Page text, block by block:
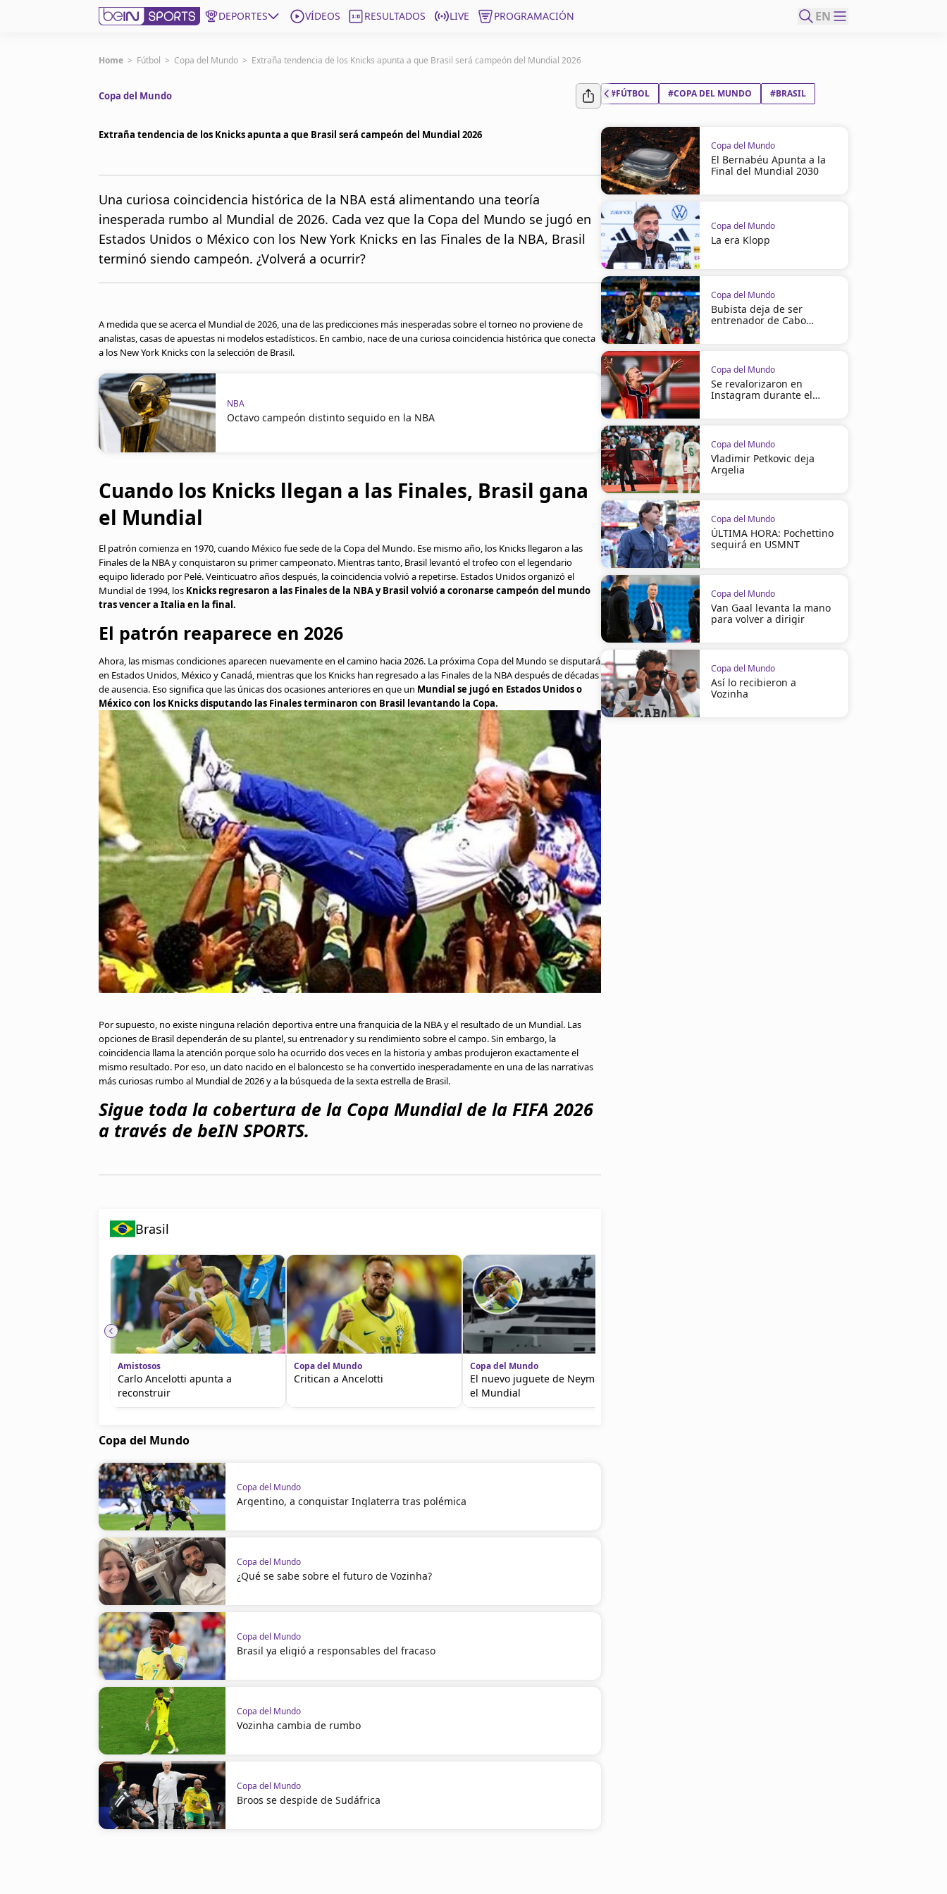
DEPORTES VÍDEOS RESULTADOS LIVE PROGRAMACIÓN EN
Get Bein
United States
Administrar notificaciones
Programación
Contáctanos
Home > Fútbol > Copa del Mundo > Extraña tendencia de los Knicks apunta a que Brasil será campeón del Mundial 2026
Copa del Mundo
Extraña tendencia de los Knicks apunta a que Brasil será campeón del Mundial 2026
Una curiosa coincidencia histórica de la NBA está alimentando una teoría
inesperada rumbo al Mundial de 2026. Cada vez que la Copa del Mundo se jugó en
Estados Unidos o México con los New York Knicks en las Finales de la NBA, Brasil
terminó siendo campeón. ¿Volverá a ocurrir?
A medida que se acerca el Mundial de 2026, una de las predicciones más inesperadas sobre el torneo no proviene de
analistas, casas de apuestas ni modelos estadísticos. En cambio, nace de una curiosa coincidencia histórica que conecta
a los New York Knicks con la selección de Brasil.
NBA
Octavo campeón distinto seguido en la NBA
Cuando los Knicks llegan a las Finales, Brasil gana
el Mundial
El patrón comienza en 1970, cuando México fue sede de la Copa del Mundo. Ese mismo año, los Knicks llegaron a las
Finales de la NBA y conquistaron su primer campeonato. Mientras tanto, Brasil levantó el trofeo con el legendario
equipo liderado por Pelé. Veinticuatro años después, la coincidencia volvió a repetirse. Estados Unidos organizó el
Mundial de 1994, los Knicks regresaron a las Finales de la NBA y Brasil volvió a coronarse campeón del mundo
tras vencer a Italia en la final.
El patrón reaparece en 2026
Ahora, las mismas condiciones aparecen nuevamente en el camino hacia 2026. La próxima Copa del Mundo se disputará
en Estados Unidos, México y Canadá, mientras que los Knicks han regresado a las Finales de la NBA después de décadas
de ausencia. Eso significa que las únicas dos ocasiones anteriores en que un Mundial se jugó en Estados Unidos o
México con los Knicks disputando las Finales terminaron con Brasil levantando la Copa.
Por supuesto, no existe ninguna relación deportiva entre una franquicia de la NBA y el resultado de un Mundial. Las
opciones de Brasil dependerán de su plantel, su entrenador y su rendimiento sobre el campo. Sin embargo, la
coincidencia llama la atención porque solo ha ocurrido dos veces en la historia y ambas produjeron exactamente el
mismo resultado. Por eso, un dato nacido en el baloncesto se ha convertido inesperadamente en una de las narrativas
más curiosas rumbo al Mundial de 2026 y a la búsqueda de la sexta estrella de Brasil.
Sigue toda la cobertura de la Copa Mundial de la FIFA 2026
a través de beIN SPORTS.
Brasil
Amistosos
Carlo Ancelotti apunta a
reconstruir
Copa del Mundo
Critican a Ancelotti
Copa del Mundo
El nuevo juguete de Neymar tras
el Mundial
Copa del Mundo
Copa del Mundo
Argentino, a conquistar Inglaterra tras polémica
Copa del Mundo
¿Qué se sabe sobre el futuro de Vozinha?
Copa del Mundo
Brasil ya eligió a responsables del fracaso
Copa del Mundo
Vozinha cambia de rumbo
Copa del Mundo
Broos se despide de Sudáfrica
#FÚTBOL #COPA DEL MUNDO #BRASIL
Copa del Mundo
El Bernabéu Apunta a la
Final del Mundial 2030
Copa del Mundo
La era Klopp
Copa del Mundo
Bubista deja de ser
entrenador de Cabo
Copa del Mundo
Se revalorizaron en
Instagram durante el
Copa del Mundo
Vladimir Petkovic deja
Argelia
Copa del Mundo
ÚLTIMA HORA: Pochettino
seguirá en USMNT
Copa del Mundo
Van Gaal levanta la mano
para volver a dirigir
Copa del Mundo
Así lo recibieron a
Vozinha